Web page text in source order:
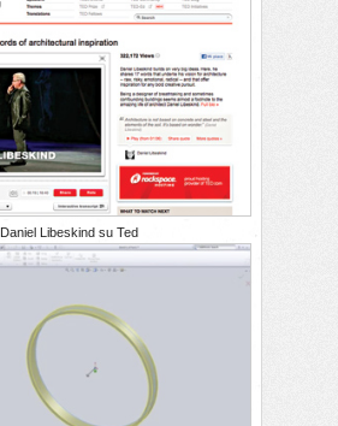
Daniel Libeskind su Ted